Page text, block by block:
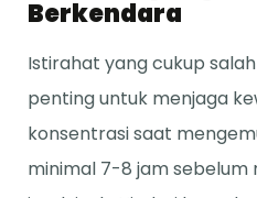
Berkendara
Istirahat yang cukup
penting untuk menjaga
konsentrasi saat
minimal 7-8 jam sebelum